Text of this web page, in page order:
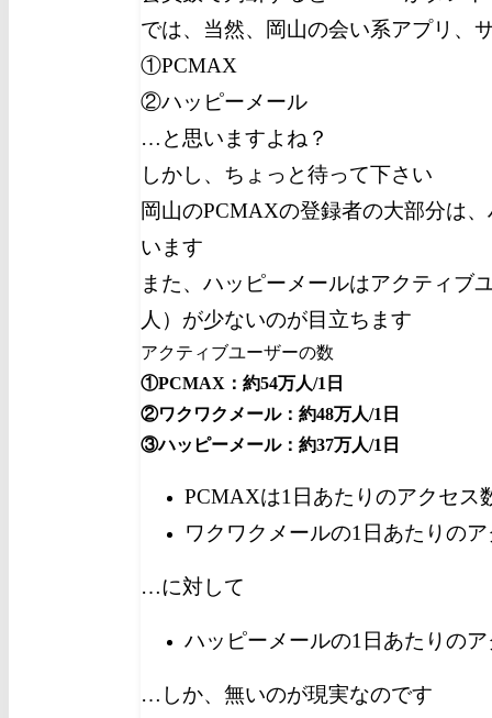
では、当然、岡山の会い系アプリ、
①PCMAX
②ハッピーメール
…と思いますよね？
しかし、ちょっと待って下さい
岡山のPCMAXの登録者の大部分は
います
また、ハッピーメールはアクティブ
人）が少ないのが目立ちます
アクティブユーザーの数
①PCMAX：約54万人/1日
②ワクワクメール：約48万人/1日
③ハッピーメール：約37万人/1日
PCMAXは1日あたりのアクセス
ワクワクメールの1日あたりの
…に対して
ハッピーメールの1日あたりの
…しか、無いのが現実なのです